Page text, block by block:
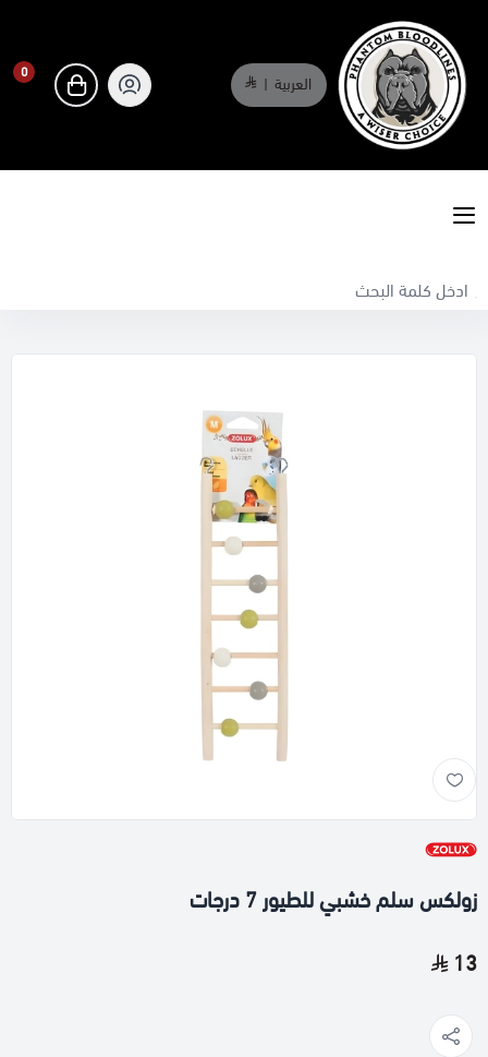
phantombloodlinesالعربية |
0
زولكس سلم خشبي للطيور 7 درجات
13